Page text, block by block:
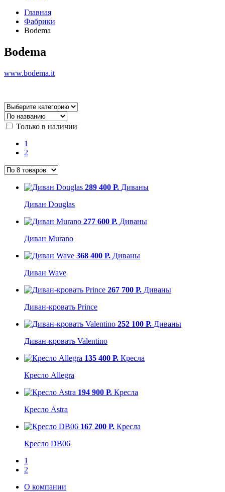
Главная
Фабрики
Bodema
Bodema
www.bodema.it
Только в наличии
1
2
289 400 Р. Диваны
Диван Douglas
277 600 Р. Диваны
Диван Murano
368 400 Р. Диваны
Диван Wave
267 700 Р. Диваны
Диван-кровать Prince
252 100 Р. Диваны
Диван-кровать Valentino
135 400 Р. Кресла
Кресло Allegra
194 900 Р. Кресла
Кресло Astra
167 200 Р. Кресла
Кресло DB06
1
2
О компании